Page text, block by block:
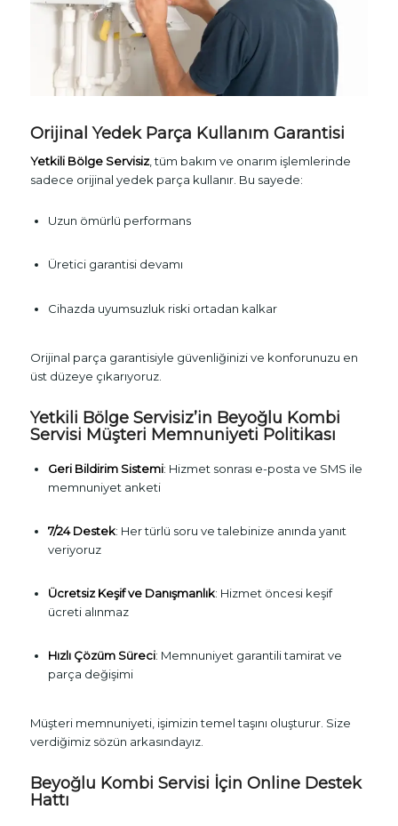
Orijinal Yedek Parça Kullanım Garantisi
Yetkili Bölge Servisiz, tüm bakım ve onarım işlemlerinde
sadece orijinal yedek parça kullanır. Bu sayede:
Uzun ömürlü performans
Üretici garantisi devamı
Cihazda uyumsuzluk riski ortadan kalkar
Orijinal parça garantisiyle güvenliğinizi ve konforunuzu en
üst düzeye çıkarıyoruz.
Yetkili Bölge Servisiz’in Beyoğlu Kombi
Servisi Müşteri Memnuniyeti Politikası
Geri Bildirim Sistemi: Hizmet sonrası e-posta ve SMS ile
memnuniyet anketi
7/24 Destek: Her türlü soru ve talebinize anında yanıt
veriyoruz
Ücretsiz Keşif ve Danışmanlık: Hizmet öncesi keşif
ücreti alınmaz
Hızlı Çözüm Süreci: Memnuniyet garantili tamirat ve
parça değişimi
Müşteri memnuniyeti, işimizin temel taşını oluşturur. Size
verdiğimiz sözün arkasındayız.
Beyoğlu Kombi Servisi İçin Online Destek
Hattı